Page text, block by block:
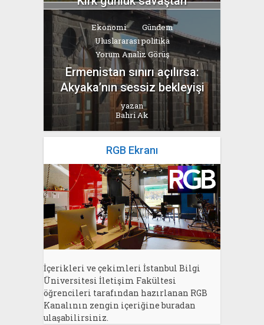
“Hürmüz” pazarlığına
yazan
Bahri Ak
Ekonomi
Gündem
Uluslararası politika
Yorum Analiz Görüş
Ermenistan sınırı açılırsa:
Akyaka’nın sessiz bekleyişi
yazan
Bahri Ak
RGB Ekranı
İçerikleri ve çekimleri İstanbul Bilgi
Üniversitesi İletişim Fakültesi
öğrencileri tarafından hazırlanan RGB
Kanalının zengin içeriğine buradan
ulaşabilirsiniz.